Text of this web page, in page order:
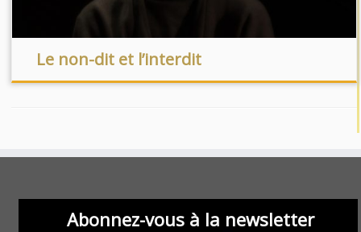
Le non-dit et l’interdit
Abonnez-vous à la newsletter